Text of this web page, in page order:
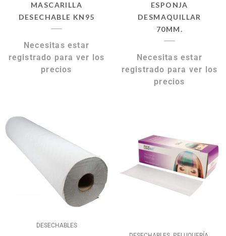
MASCARILLA
DESECHABLE KN95
Necesitas estar
registrado para ver los
precios
ESPONJA
DESMAQUILLAR
70MM.
Necesitas estar
registrado para ver los
precios
DESECHABLES